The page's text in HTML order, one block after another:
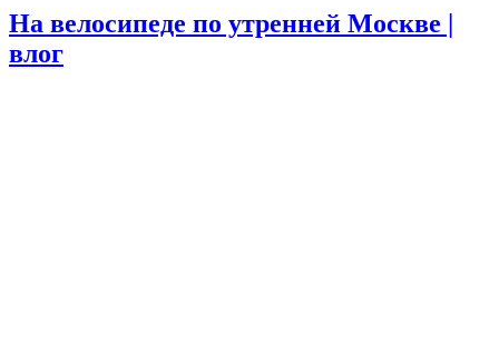
/
прогулка
На велосипеде по утренней Москве |
влог